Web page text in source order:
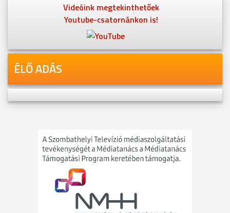
Videóink megtekinthetőek
Youtube-csatornánkon is!
ÉLŐ ADÁS